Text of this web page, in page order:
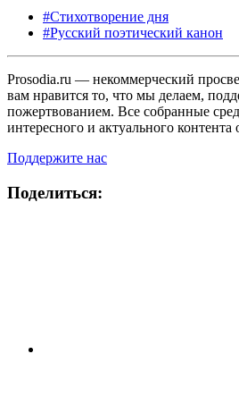
#Стихотворение дня
#Русский поэтический канон
Prosodia.ru — некоммерческий
вам нравится то, что мы делаем,
пожертвованием. Все собранные
интересного и актуального контента
Поддержите нас
Поделиться: